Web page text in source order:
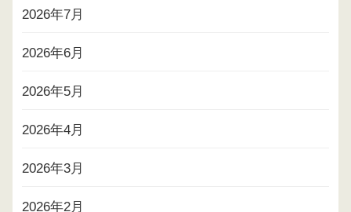
2026年7月
2026年6月
2026年5月
2026年4月
2026年3月
2026年2月